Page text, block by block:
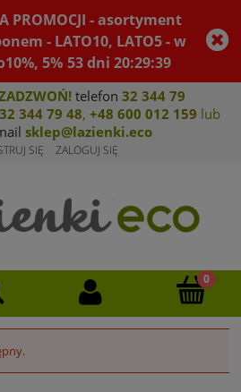
PROMOCJI - asortyment
- LATO10, LATO5 - w
5% 53dni20:29:39
telefon 32 344 79
32 344 79 48, +48 600 012 159 lub
sklep@lazienki.eco
SIĘ ZALOGUJ SIĘ